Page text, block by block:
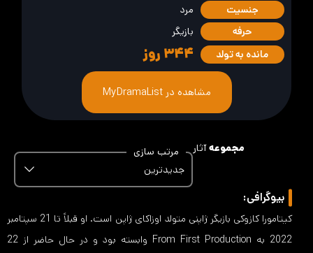
جنسیت
مرد
حرفه
بازیگر
مانده به تولد
۳۴۴ روز
مشاهده در MyDramaList
مجموعهآثار
مرتب سازی
جدیدترین
بیوگرافی:
کیتامورا کازوکی بازیگر ژاپنی متولد اوزاکای ژاپن است. او قبلاً تا 21 سپتامبر
2022 به From First Production وابسته بود و در حال حاضر از 22